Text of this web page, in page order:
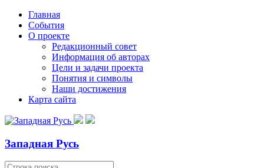
Главная
События
О проекте
Редакционный совет
Информация об авторах
Цели и задачи проекта
Понятия и символы
Наши достижения
Карта сайта
Западная Русь